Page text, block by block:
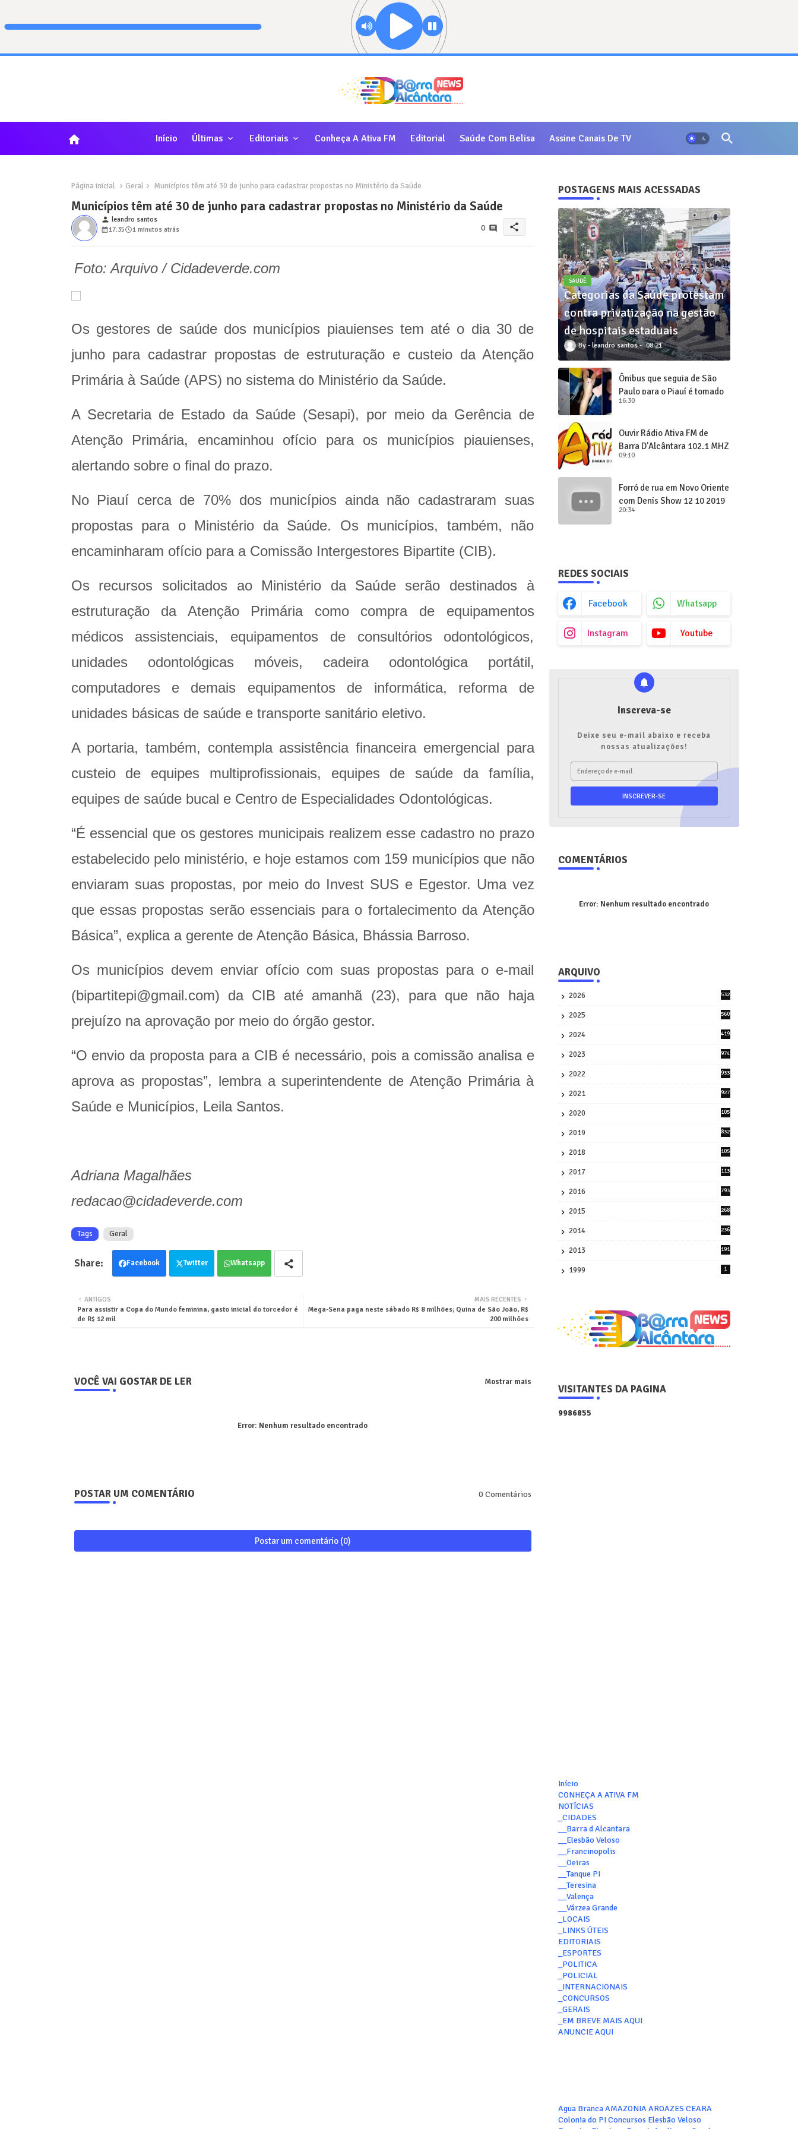
home Início Últimas Editoriais Conheça A Ativa FM Editorial Saúde Com Belisa Assine Canais De TV
Página inicial Geral Municípios têm até 30 de junho para cadastrar propostas no Ministério da Saúde
Municípios têm até 30 de junho para cadastrar propostas no Ministério da Saúde
person leandro santos
17:35
1 minutos atrás 0 share
Foto: Arquivo / Cidadeverde.com
Os gestores de saúde dos municípios piauienses tem até o dia 30 de
junho para cadastrar propostas de estruturação e custeio da Atenção
Primária à Saúde (APS) no sistema do Ministério da Saúde.
A Secretaria de Estado da Saúde (Sesapi), por meio da Gerência de
Atenção Primária, encaminhou ofício para os municípios piauienses,
alertando sobre o final do prazo.
No Piauí cerca de 70% dos municípios ainda não cadastraram suas
propostas para o Ministério da Saúde. Os municípios, também, não
encaminharam ofício para a Comissão Intergestores Bipartite (CIB).
Os recursos solicitados ao Ministério da Saúde serão destinados à
estruturação da Atenção Primária como compra de equipamentos
médicos assistenciais, equipamentos de consultórios odontológicos,
unidades odontológicas móveis, cadeira odontológica portátil,
computadores e demais equipamentos de informática, reforma de
unidades básicas de saúde e transporte sanitário eletivo.
A portaria, também, contempla assistência financeira emergencial para
custeio de equipes multiprofissionais, equipes de saúde da família,
equipes de saúde bucal e Centro de Especialidades Odontológicas.
“É essencial que os gestores municipais realizem esse cadastro no prazo
estabelecido pelo ministério, e hoje estamos com 159 municípios que não
enviaram suas propostas, por meio do Invest SUS e Egestor. Uma vez
que essas propostas serão essenciais para o fortalecimento da Atenção
Básica”, explica a gerente de Atenção Básica, Bhássia Barroso.
Os municípios devem enviar ofício com suas propostas para o e-mail
(bipartitepi@gmail.com) da CIB até amanhã (23), para que não haja
prejuízo na aprovação por meio do órgão gestor.
“O envio da proposta para a CIB é necessário, pois a comissão analisa e
aprova as propostas”, lembra a superintendente de Atenção Primária à
Saúde e Municípios, Leila Santos.
Adriana Magalhães
redacao@cidadeverde.com
Tags Geral
Facebook Twitter Whatsapp
MAIS RECENTES
Mega-Sena paga neste sábado R$ 8 milhões; Quina de São João, R$
200 milhões
ANTIGOS
Para assistir a Copa do Mundo feminina, gasto inicial do torcedor é
de R$ 12 mil
VOCÊ VAI GOSTAR DE LER Mostrar mais
Error: Nenhum resultado encontrado
POSTAR UM COMENTÁRIO 0 Comentários
Postar um comentário (0)
POSTAGENS MAIS ACESSADAS
SAUDÊ
Categorias da Saúde protestam
contra privatização na gestão
de hospitais estaduais
leandro santos 08:21
Ônibus que seguia de São
Paulo para o Piauí é tomado
de assalto
16:30
Ouvir Rádio Ativa FM de
Barra D'Alcântara 102,1 MHZ
09:10
Forró de rua em Novo Oriente
com Denis Show 12 10 2019
20:34
REDES SOCIAIS
Facebook Whatsapp
Instagram Youtube
Inscreva-se
Deixe seu e-mail abaixo e receba
nossas atualizações!
COMENTÁRIOS
Error: Nenhum resultado encontrado
ARQUIVO
2026
532
2025
560
2024
419
2023
974
2022
933
2021
927
2020
105
2019
832
2018
105
2017
113
2016
793
2015
268
2014
236
2013
191
1999 1
VISITANTES DA PAGINA
9986855
Início
CONHEÇA A ATIVA FM
NOTÍCIAS
_CIDADES
__Barra d Alcantara
__Elesbão Veloso
__Francinopolis
__Oeiras
__Tanque PI
__Teresina
__Valença
__Várzea Grande
_LOCAIS
_LINKS ÚTEIS
EDITORIAIS
_ESPORTES
_POLITICA
_POLICIAL
_INTERNACIONAIS
_CONCURSOS
_GERAIS
_EM BREVE MAIS AQUI
ANUNCIE AQUI
Agua Branca AMAZONIA AROAZES CEARA
Colonia do PI Concursos Elesbão Veloso